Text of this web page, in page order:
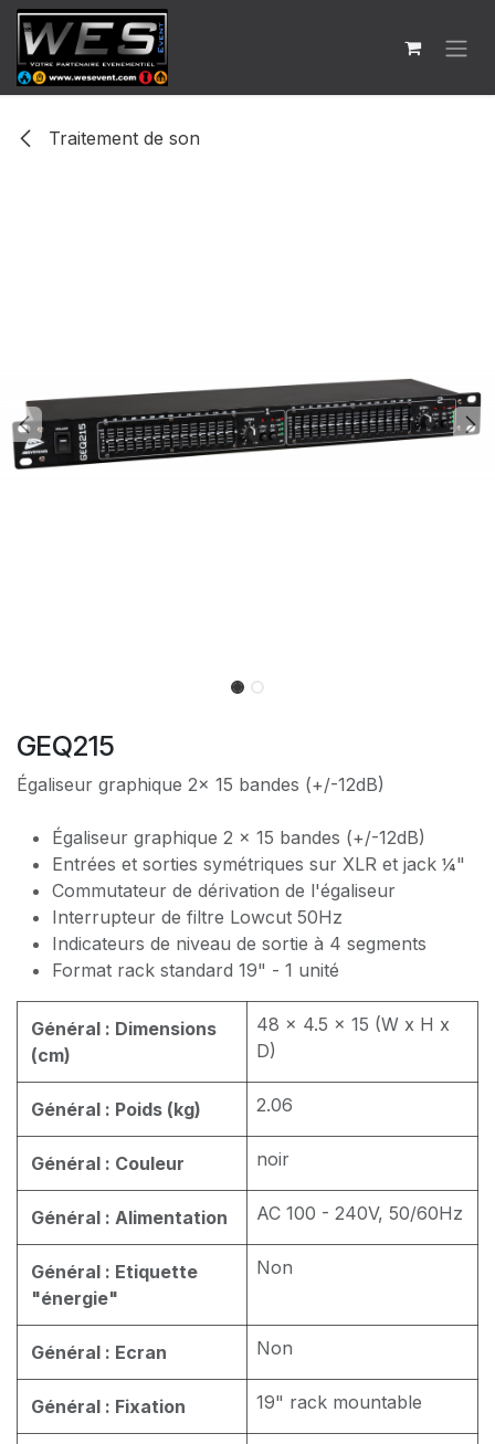
Se rendre au contenu
Traitement de son
GEQ215
Égaliseur graphique 2x 15 bandes (+/-12dB)
Égaliseur graphique 2 x 15 bandes (+/-12dB)
Entrées et sorties symétriques sur XLR et jack ¼"
Commutateur de dérivation de l'égaliseur
Interrupteur de filtre Lowcut 50Hz
Indicateurs de niveau de sortie à 4 segments
Format rack standard 19" - 1 unité
Général : Dimensions
(cm)
48 x 4.5 x 15 (W x H x
D)
Général : Poids (kg) 2.06
Général : Couleur noir
Général : Alimentation AC 100 - 240V, 50/60Hz
Général : Etiquette
"énergie"
Non
Général : Ecran Non
Général : Fixation 19" rack mountable